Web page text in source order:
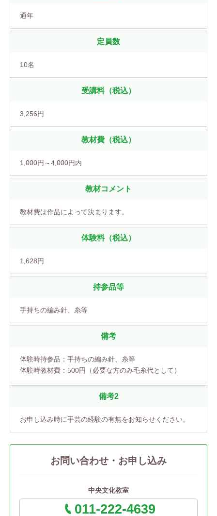
通年
定員数
10名
受講料（税込）
3,256円
教材費（税込）
1,000円～4,000円内
教材コメント
教材費は作品によって決まります。
体験料（税込）
1,628円
持参品等
手持ちの編み針、糸等
備考
体験時持参品：手持ちの編み針、糸等
体験時教材費：500円（必要な方のみ毛糸代として）
備考2
お申し込み時に手芸の経験の有無をお知らせください。
お問い合わせ・お申し込み
中央文化教室
011-222-4639